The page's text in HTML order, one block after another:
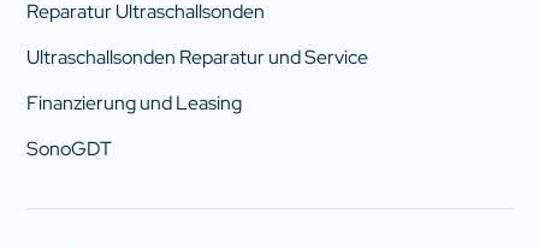
Reparatur Ultraschallsonden
Ultraschallsonden Reparatur und Service
Finanzierung und Leasing
SonoGDT